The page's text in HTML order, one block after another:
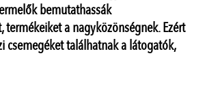
bemutathassák
termékeiket a nagyközönségnek. Ezért
csemegéket találhatnak a látogatók,